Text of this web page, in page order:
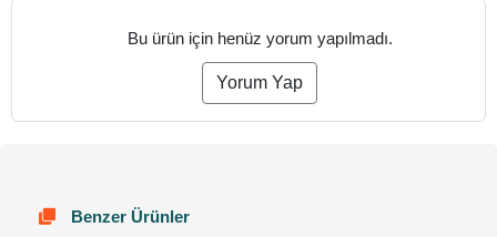
Bu ürün için henüz yorum yapılmadı.
Yorum Yap
Benzer Ürünler